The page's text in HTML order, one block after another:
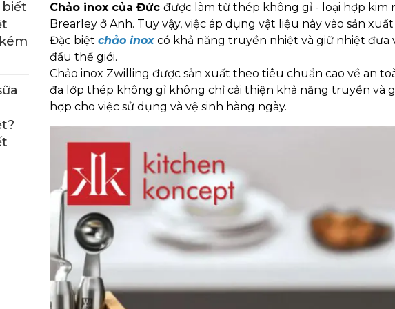
Chảo inox của Đức được làm từ thép không gỉ - loại hợp kim
Brearley ở Anh. Tuy vậy, việc áp dụng vật liệu này vào sản
Đặc biệt chảo inox có khả năng truyền nhiệt và giữ nhiệt đưa
đầu thế giới.
Chảo inox Zwilling được sản xuất theo tiêu chuẩn cao về an
đa lớp thép không gỉ không chỉ cải thiện khả năng truyền và
hợp cho việc sử dụng và vệ sinh hàng ngày.
biết